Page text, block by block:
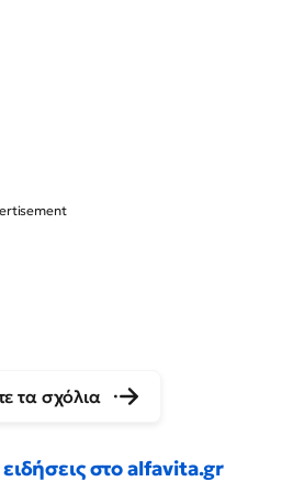
τα σχόλια
στο alfavita.gr